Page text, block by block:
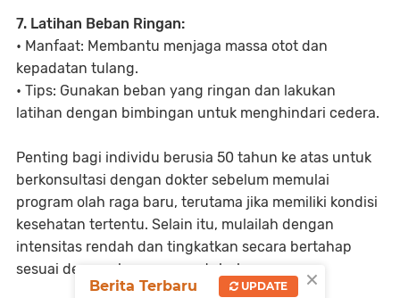
7. Latihan Beban Ringan:
• Manfaat: Membantu menjaga massa otot dan
kepadatan tulang.
• Tips: Gunakan beban yang ringan dan lakukan
latihan dengan bimbingan untuk menghindari cedera.
Penting bagi individu berusia 50 tahun ke atas untuk
berkonsultasi dengan dokter sebelum memulai
program olah raga baru, terutama jika memiliki kondisi
kesehatan tertentu. Selain itu, mulailah dengan
intensitas rendah dan tingkatkan secara bertahap
sesuai dengan kemampuan tubuh.
×
Berita Terbaru UPDATE